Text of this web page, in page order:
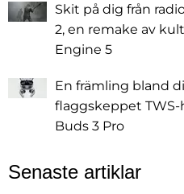
Skit på dig från
2, en remake av
Engine 5
En främling bland
flaggskeppet TWS-
Buds 3 Pro
Senaste artiklar